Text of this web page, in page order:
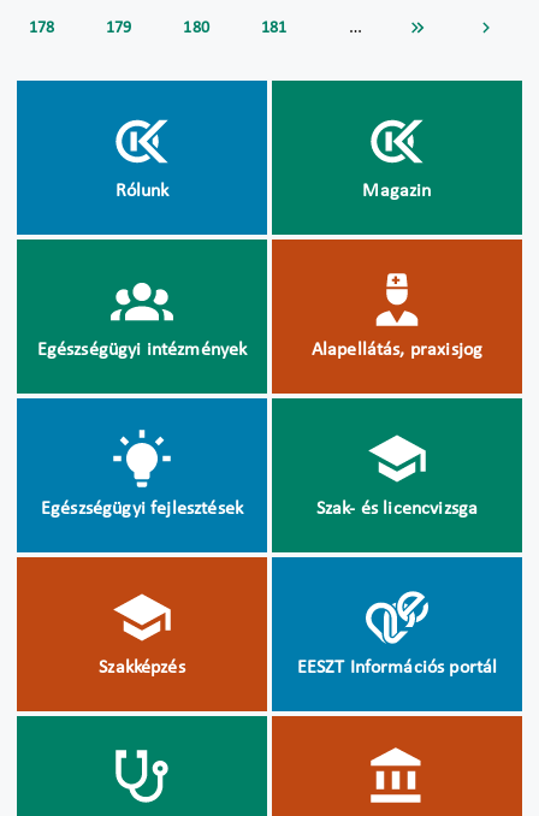
178 179 180 181 …
Rólunk Magazin
Egészségügyi intézmények Alapellátás, praxisjog
Egészségügyi fejlesztések Szak- és licencvizsga
Szakképzés EESZT Információs portál